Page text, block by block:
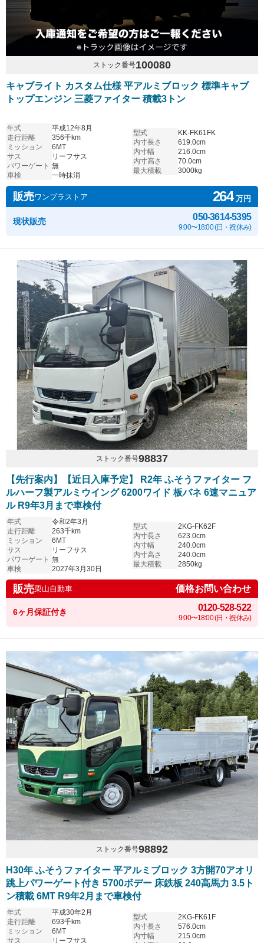
ストック番号100080
キャブライト カスタム仕様 平アルミブロック 標準キャブ
トップエンジン 三菱ファイター 積載3トン
年式
平成12年8月
走行距離
356千km
ミッション
6MT
サス
リーフサス
パワーゲート 無
車検
一時抹消
型式
KK-FK61FK
内寸長さ
619.0cm
内寸幅
216.0cm
内寸高さ
70.0cm
最大積載
3000kg
販売ワンプラストア 264万円
現状販売 050-3614-5395
9:00〜18:00 (日・祝休み)
ストック番号98837
【先行案内】【近日入庫予定】 R2年 ふそうファイター フ
ルハーフ製アルミウイング 6200ワイド 板バネ 6速マニュア
ル R9年3月まで車検付
年式
令和2年3月
走行距離
263千km
ミッション
6MT
サス
リーフサス
パワーゲート 無
車検
2027年3月30日
型式
2KG-FK62F
内寸長さ
623.0cm
内寸幅
240.0cm
内寸高さ
240.0cm
最大積載
2850kg
販売栗山自動車 価格お問い合わせ
6ヶ月保証付き 0120-528-522
9:00〜18:00 (日・祝休み)
ストック番号98892
H30年 ふそうファイター 平アルミブロック 3方開70アオリ
跳上パワーゲート付き 5700ボデー 床鉄板 240高馬力 3.5ト
ン積載 6MT R9年2月まで車検付
年式
平成30年2月
走行距離
693千km
ミッション
6MT
サス
リーフサス
型式
2KG-FK61F
内寸長さ
576.0cm
内寸幅
215.0cm